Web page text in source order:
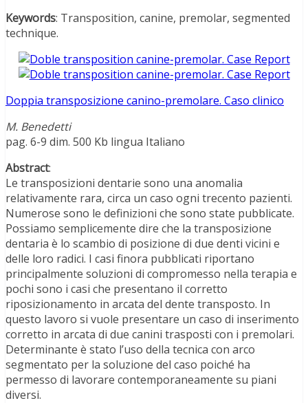
Keywords: Transposition, canine, premolar, segmented
technique.
Doppia transposizione canino-premolare. Caso clinico
M. Benedetti
pag. 6-9 dim. 500 Kb lingua Italiano
Abstract:
Le transposizioni dentarie sono una anomalia
relativamente rara, circa un caso ogni trecento pazienti.
Numerose sono le definizioni che sono state pubblicate.
Possiamo semplicemente dire che la transposizione
dentaria è lo scambio di posizione di due denti vicini e
delle loro radici. I casi finora pubblicati riportano
principalmente soluzioni di compromesso nella terapia e
pochi sono i casi che presentano il corretto
riposizionamento in arcata del dente transposto. In
questo lavoro si vuole presentare un caso di inserimento
corretto in arcata di due canini trasposti con i premolari.
Determinante è stato l’uso della tecnica con arco
segmentato per la soluzione del caso poiché ha
permesso di lavorare contemporaneamente su piani
diversi.